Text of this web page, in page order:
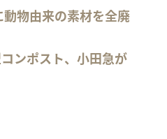
物由来の素材を全廃
ンポスト、小田急が